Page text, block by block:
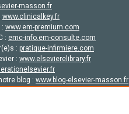
masson.fr
www.clinicalkey.fr
www.em-premium.com
: emc-info.em-consulte.com
: pratique-infirmiere.com
: www.elsevierelibrary.fr
blog : www.blog-elsevier-masson.fr